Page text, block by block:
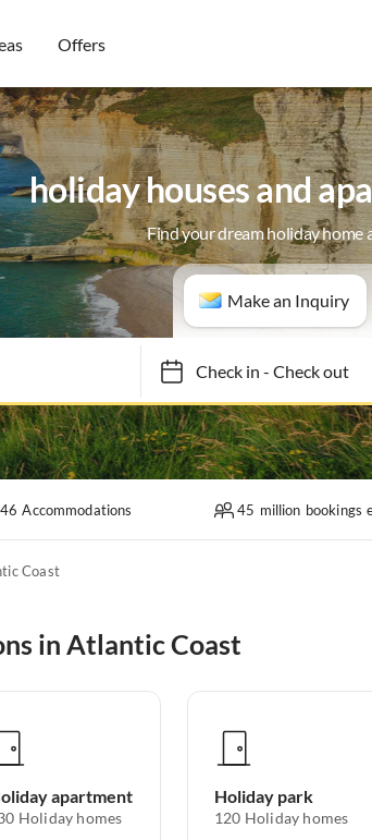
Offers
holiday houses and
Find your dream holiday home
Make an Inquiry
Check in- Check out
Accommodations 45 million bookings
Coast
in Atlantic Coast
apartment
Holiday homes
Holiday park
120 Holiday homes